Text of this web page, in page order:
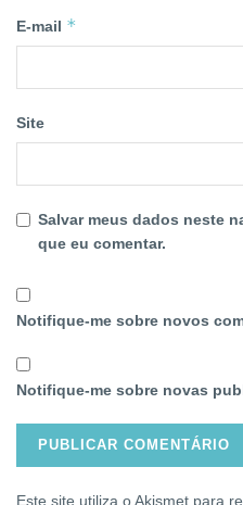
E-mail *
Site
Salvar meus dados neste
que eu comentar.
Notifique-me sobre novos
Notifique-me sobre novas
Este site utiliza o Akismet para